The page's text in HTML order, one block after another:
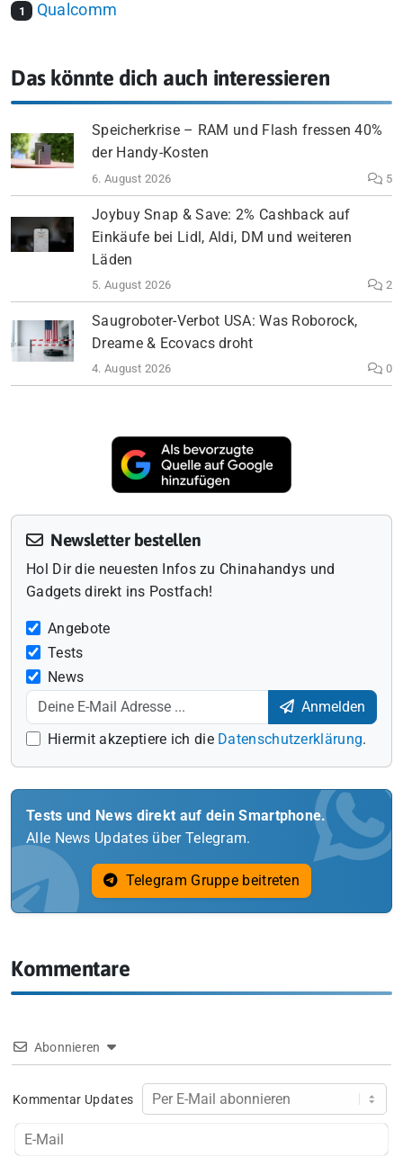
1 Qualcomm
Das könnte dich auch interessieren
Speicherkrise – RAM und Flash fressen 40%
der Handy-Kosten
6. August 2026 5
Joybuy Snap & Save: 2% Cashback auf
Einkäufe bei Lidl, Aldi, DM und weiteren
Läden
5. August 2026 2
Saugroboter-Verbot USA: Was Roborock,
Dreame & Ecovacs droht
4. August 2026 0
Newsletter bestellen
Hol Dir die neuesten Infos zu Chinahandys und
Gadgets direkt ins Postfach!
Angebote
Tests
News
Anmelden
Hiermit akzeptiere ich die Datenschutzerklärung.
Tests und News direkt auf dein Smartphone.
Alle News Updates über Telegram.
Telegram Gruppe beitreten
Kommentare
Abonnieren
Kommentar Updates